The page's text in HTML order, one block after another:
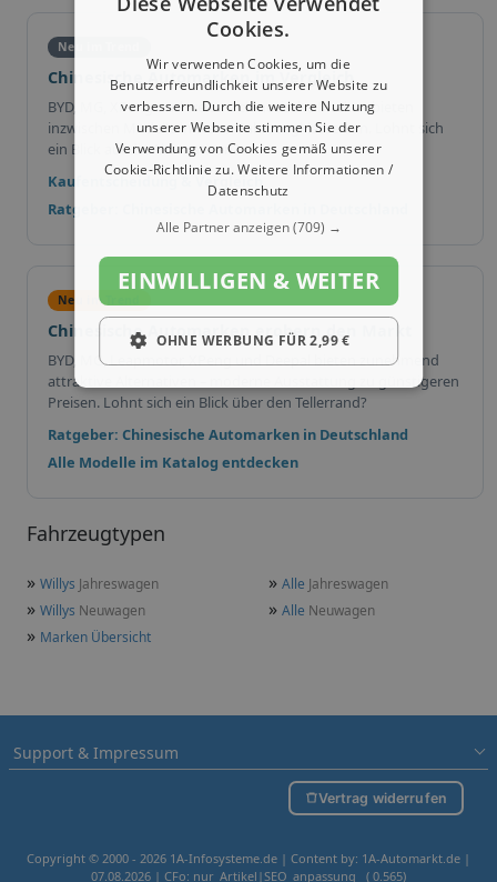
Neu im Trend
Chinesische Automarken im Vergleich
BYD, MG, XPeng und weitere chinesische Marken bieten
inzwischen Modelle in vielen Fahrzeugklassen an. Lohnt sich
ein Blick auf die Alternativen?
Kaufentscheidung & Vergleich
Ratgeber: Chinesische Automarken in Deutschland
Neu im Trend
Chinesische Automarken erobern den Markt
BYD, MG, Leapmotor, XPeng und Deepal bieten zunehmend
attraktive Alternativen – moderne Ausstattung zu günstigeren
Preisen. Lohnt sich ein Blick über den Tellerrand?
Ratgeber: Chinesische Automarken in Deutschland
Alle Modelle im Katalog entdecken
Fahrzeugtypen
» Willys Jahreswagen » Alle Jahreswagen
» Willys Neuwagen » Alle Neuwagen
» Marken Übersicht
Support & Impressum
Vertrag widerrufen
Copyright © 2000 - 2026 1A-Infosysteme.de | Content by: 1A-Automarkt.de |
07.08.2026 | CFo: nur_Artikel|SEO_anpassung ( 0.565)
Cookies.
Wir verwenden Cookies, um die
Benutzerfreundlichkeit unserer Website zu
verbessern. Durch die weitere Nutzung
unserer Webseite stimmen Sie der
Verwendung von Cookies gemäß unserer
Cookie-Richtlinie zu.Weitere Informationen /
Datenschutz
Alle Partner anzeigen(709) →
EINWILLIGEN & WEITER
OHNE WERBUNG FÜR 2,99 €